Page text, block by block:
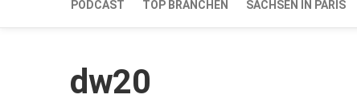
PODCAST TOP BRANCHEN SACHSEN IN PARIS
dw20